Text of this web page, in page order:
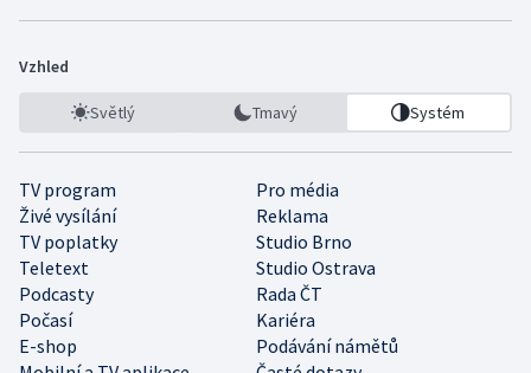
Vzhled
Světlý Tmavý Systém
TV program
Pro média
Živé vysílání
Reklama
TV poplatky
Studio Brno
Teletext
Studio Ostrava
Podcasty
Rada ČT
Počasí
Kariéra
E-shop
Podávání námětů